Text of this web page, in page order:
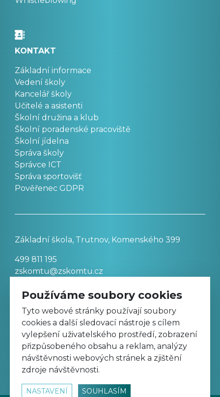
KONTAKT
Základní informace
Vedení školy
Kancelář školy
Učitelé a asistenti
Školní družina a klub
Školní poradenské pracoviště
Školní jídelna
Správa školy
Správce ICT
Správa sportovišť
Pověřenec GDPR
Základní škola, Trutnov, Komenského 399
499 811 195
zskomtu@zskomtu.cz
Prohlášení o přístupnosti stránek
Nastavení cookies
Sledujte nás na Facebooku
Používáme soubory cookies
Tyto webové stránky používají soubory
cookies a další sledovací nástroje s cílem
vylepšení uživatelského prostředí, zobrazení
přizpůsobeného obsahu a reklam, analýzy
návštěvnosti webových stránek a zjištění
zdroje návštěvnosti.
NASTAVENÍ SOUHLASÍM